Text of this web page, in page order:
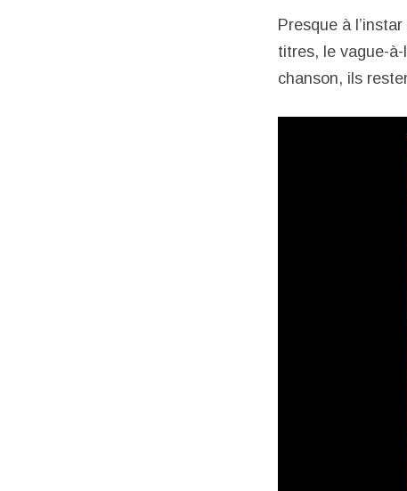
Presque à
titres, le vague-à-
chanson, ils